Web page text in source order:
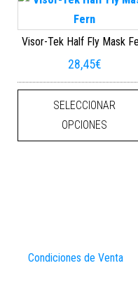
Visor-Tek Half Fly Mask
28,45€
SELECCIONAR
OPCIONES
Condiciones de Venta